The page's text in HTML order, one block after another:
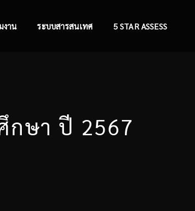
งาน ระบบสารสนเทศ 5 STAR ASSESS
กษา ปี 2567